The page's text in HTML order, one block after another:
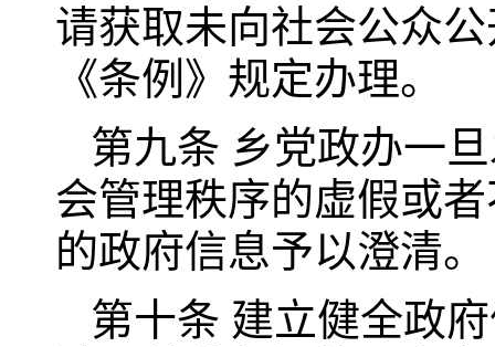
请获取未向社会公众
《条例》规定办理。
第九条 乡党政办一
会管理秩序的虚假或
的政府信息予以澄清。
第十条 建立健全政